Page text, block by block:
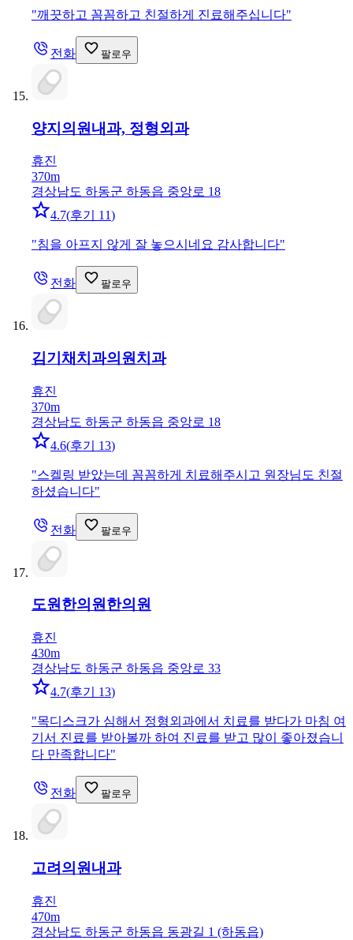
"깨끗하고 꼼꼼하고 친절하게 진료해주십니다"
전화 팔로우
양지의원 내과, 정형외과
휴진
370m
경상남도 하동군 하동읍 중앙로 18
4.7(후기 11)
"침을 아프지 않게 잘 놓으시네요 감사합니다"
전화 팔로우
김기채치과의원 치과
휴진
370m
경상남도 하동군 하동읍 중앙로 18
4.6(후기 13)
"스켈링 받았는데 꼼꼼하게 치료해주시고 원장님도 친절
하셨습니다"
전화 팔로우
도원한의원한의원
휴진
430m
경상남도 하동군 하동읍 중앙로 33
4.7(후기 13)
"목디스크가 심해서 정형외과에서 치료를 받다가 마침 여
기서 진료를 받아볼까 하여 진료를 받고 많이 좋아졌습니
다 만족합니다"
전화 팔로우
고려의원 내과
휴진
470m
경상남도 하동군 하동읍 동광길 1 (하동읍)